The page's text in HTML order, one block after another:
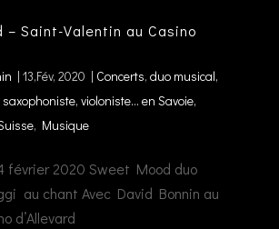
– Saint-Valentin au Casino
| 13,Fév, 2020 | Concerts, duo musical,
violoniste... en Savoie,
, Musique
février 2020 Sweet Mood duo
au chant Avec David Bonnin au
d’Allevard